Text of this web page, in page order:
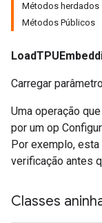
Métodos herdados
Métodos Públicos
Carregar
Uma operação
por um op
Por exemplo,
verificação antes
Classes